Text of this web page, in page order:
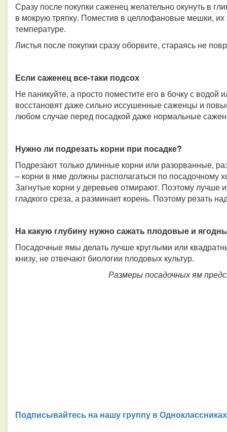
Сразу после покупки саженец желательно окунуть в
в мокрую тряпку. Поместив в целлофановые мешки,
температуре.
Листья после покупки сразу оборвите, стараясь не
Если саженец все-таки подсох
Не паникуйте, а просто поместите его в бочку с водой
восстановят даже сильно иссушенные саженцы и
любом случае перед посадкой даже нормальные
Нужно ли подрезать корни при посадке?
Подрезают только длинные корни или разорванные,
– корни в яме должны располагаться по посадочному
Загнутые корни у деревьев отмирают. Поэтому лучше
гладкого среза, а разминает корень. Поэтому резать
На какую глубину нужно сажать плодовые и
Посадочные ямы делать лучше круглыми или
книзу, не отвечают биологии плодовых культур.
Размеры посадочных ям
Подписывайтесь на нашу группу в Одноклассниках